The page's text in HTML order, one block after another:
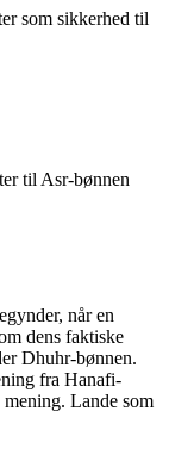
som sikkerhed til
til Asr-bønnen
når en
dens faktiske
Dhuhr-bønnen.
fra Hanafi-
Lande som